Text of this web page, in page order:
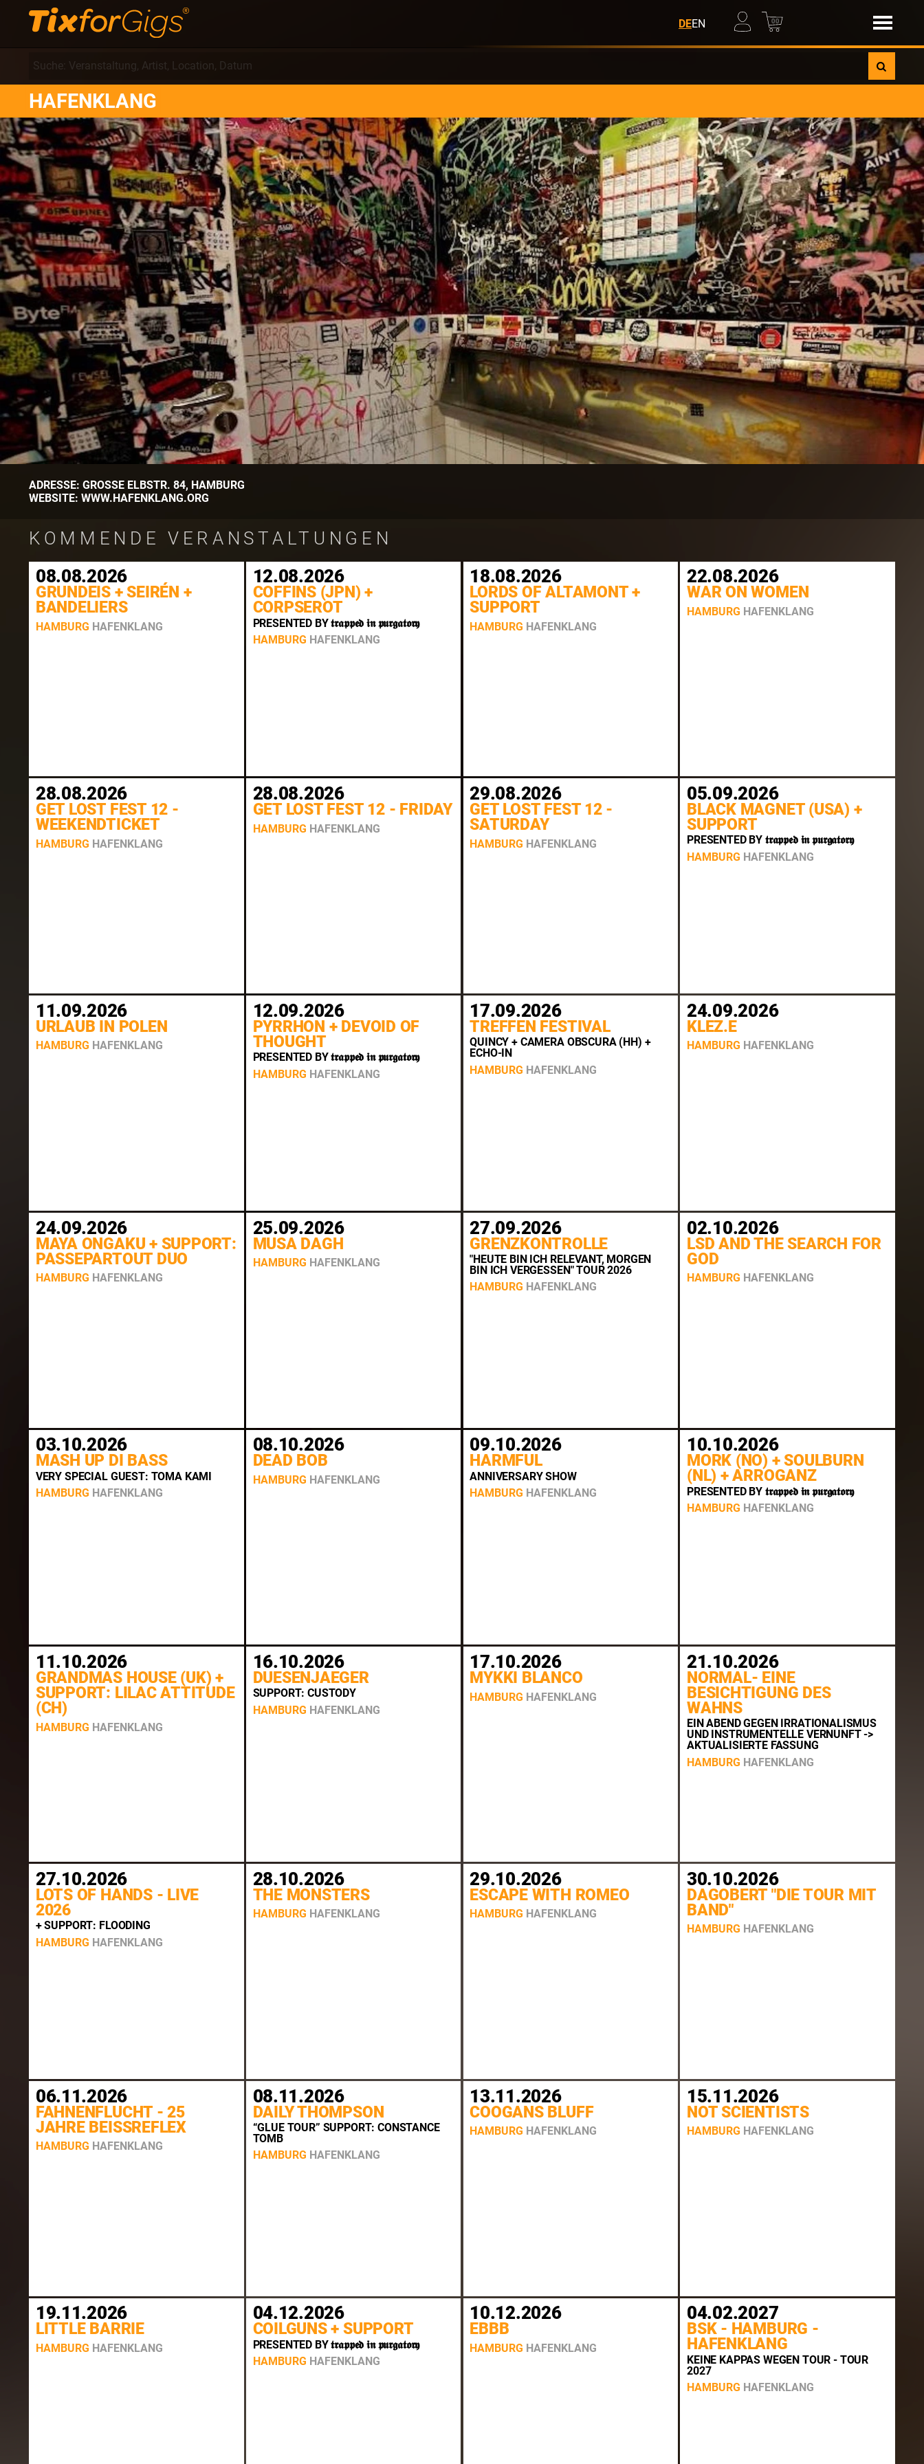
DEEN 00
HAFENKLANG
ADRESSE: GROSSE ELBSTR. 84, HAMBURG
WEBSITE: WWW.HAFENKLANG.ORG
KOMMENDE VERANSTALTUNGEN
08.08.2026
GRUNDEIS + SEIRÉN +
BANDELIERS
HAMBURG HAFENKLANG
12.08.2026
COFFINS (JPN) +
CORPSEROT
PRESENTED BY 𝖙𝖗𝖆𝖕𝖕𝖊𝖉 𝖎𝖓 𝖕𝖚𝖗𝖌𝖆𝖙𝖔𝖗𝖞
HAMBURG HAFENKLANG
18.08.2026
LORDS OF ALTAMONT +
SUPPORT
HAMBURG HAFENKLANG
22.08.2026
WAR ON WOMEN
HAMBURG HAFENKLANG
28.08.2026
GET LOST FEST 12 -
WEEKENDTICKET
HAMBURG HAFENKLANG
28.08.2026
GET LOST FEST 12 - FRIDAY
HAMBURG HAFENKLANG
29.08.2026
GET LOST FEST 12 -
SATURDAY
HAMBURG HAFENKLANG
05.09.2026
BLACK MAGNET (USA) +
SUPPORT
PRESENTED BY 𝖙𝖗𝖆𝖕𝖕𝖊𝖉 𝖎𝖓 𝖕𝖚𝖗𝖌𝖆𝖙𝖔𝖗𝖞
HAMBURG HAFENKLANG
11.09.2026
URLAUB IN POLEN
HAMBURG HAFENKLANG
12.09.2026
PYRRHON + DEVOID OF
THOUGHT
PRESENTED BY 𝖙𝖗𝖆𝖕𝖕𝖊𝖉 𝖎𝖓 𝖕𝖚𝖗𝖌𝖆𝖙𝖔𝖗𝖞
HAMBURG HAFENKLANG
17.09.2026
TREFFEN FESTIVAL
QUINCY + CAMERA OBSCURA (HH) +
ECHO-IN
HAMBURG HAFENKLANG
24.09.2026
KLEZ.E
HAMBURG HAFENKLANG
24.09.2026
MAYA ONGAKU + SUPPORT:
PASSEPARTOUT DUO
HAMBURG HAFENKLANG
25.09.2026
MUSA DAGH
HAMBURG HAFENKLANG
27.09.2026
GRENZKONTROLLE
"HEUTE BIN ICH RELEVANT, MORGEN
BIN ICH VERGESSEN" TOUR 2026
HAMBURG HAFENKLANG
02.10.2026
LSD AND THE SEARCH FOR
GOD
HAMBURG HAFENKLANG
03.10.2026
MASH UP DI BASS
VERY SPECIAL GUEST: TOMA KAMI
HAMBURG HAFENKLANG
08.10.2026
DEAD BOB
HAMBURG HAFENKLANG
09.10.2026
HARMFUL
ANNIVERSARY SHOW
HAMBURG HAFENKLANG
10.10.2026
MORK (NO) + SOULBURN
(NL) + ARROGANZ
PRESENTED BY 𝖙𝖗𝖆𝖕𝖕𝖊𝖉 𝖎𝖓 𝖕𝖚𝖗𝖌𝖆𝖙𝖔𝖗𝖞
HAMBURG HAFENKLANG
11.10.2026
GRANDMAS HOUSE (UK) +
SUPPORT: LILAC ATTITUDE
(CH)
HAMBURG HAFENKLANG
16.10.2026
DUESENJAEGER
SUPPORT: CUSTODY
HAMBURG HAFENKLANG
17.10.2026
MYKKI BLANCO
HAMBURG HAFENKLANG
21.10.2026
NORMAL- EINE
BESICHTIGUNG DES
WAHNS
EIN ABEND GEGEN IRRATIONALISMUS
UND INSTRUMENTELLE VERNUNFT ->
AKTUALISIERTE FASSUNG
HAMBURG HAFENKLANG
27.10.2026
LOTS OF HANDS - LIVE
2026
+ SUPPORT: FLOODING
HAMBURG HAFENKLANG
28.10.2026
THE MONSTERS
HAMBURG HAFENKLANG
29.10.2026
ESCAPE WITH ROMEO
HAMBURG HAFENKLANG
30.10.2026
DAGOBERT "DIE TOUR MIT
BAND"
HAMBURG HAFENKLANG
06.11.2026
FAHNENFLUCHT - 25
JAHRE BEISSREFLEX
HAMBURG HAFENKLANG
08.11.2026
DAILY THOMPSON
“GLUE TOUR” SUPPORT: CONSTANCE
TOMB
HAMBURG HAFENKLANG
13.11.2026
COOGANS BLUFF
HAMBURG HAFENKLANG
15.11.2026
NOT SCIENTISTS
HAMBURG HAFENKLANG
19.11.2026
LITTLE BARRIE
HAMBURG HAFENKLANG
04.12.2026
COILGUNS + SUPPORT
PRESENTED BY 𝖙𝖗𝖆𝖕𝖕𝖊𝖉 𝖎𝖓 𝖕𝖚𝖗𝖌𝖆𝖙𝖔𝖗𝖞
HAMBURG HAFENKLANG
10.12.2026
EBBB
HAMBURG HAFENKLANG
04.02.2027
BSK - HAMBURG -
HAFENKLANG
KEINE KAPPAS WEGEN TOUR - TOUR
2027
HAMBURG HAFENKLANG